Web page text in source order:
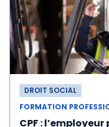
DROIT SOCIAL
FORMATION
CPF : l’employeur